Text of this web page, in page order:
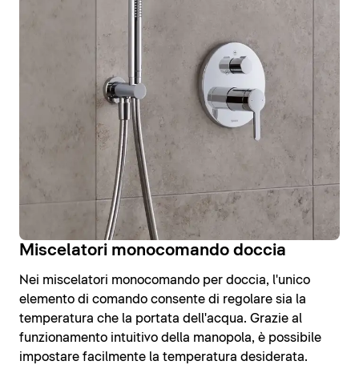
Miscelatori monocomando doccia
Nei miscelatori monocomando per doccia, l'unico
elemento di comando consente di regolare sia la
temperatura che la portata dell'acqua. Grazie al
funzionamento intuitivo della manopola, è possibile
impostare facilmente la temperatura desiderata.